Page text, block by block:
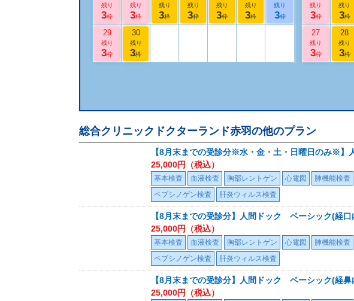
残り
3枠
残り
3枠
残り
3枠
残り
3枠
残り
3枠
残り
3枠
残り
3枠
29
残り
3枠
30
残り
3枠
残り
3枠
残り
3枠
27
残り
3枠
28
残り
3枠
総合クリニックドクターランド赤羽の他のプラン
【8月末までの受診分※水・金・土・日曜日のみ※
25,000円（税込）
基本検査 血液検査 胸部レントゲン 心電図 肺機能検査
ペプシノゲン検査
肝炎ウィルス検査
【8月末までの受診分】人間ドック ベーシック(経口
25,000円（税込）
基本検査 血液検査 胸部レントゲン 心電図 肺機能検査
ペプシノゲン検査
肝炎ウィルス検査
【8月末までの受診分】人間ドック ベーシック(経鼻
25,000円（税込）